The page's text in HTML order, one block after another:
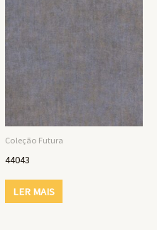
Coleção Futura
44043
LER MAIS